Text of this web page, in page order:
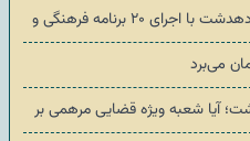
فرهنگی و خدماتی
می‌برد
آیا شعبه ویژه قضایی مرهمی بر